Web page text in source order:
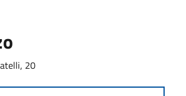
20